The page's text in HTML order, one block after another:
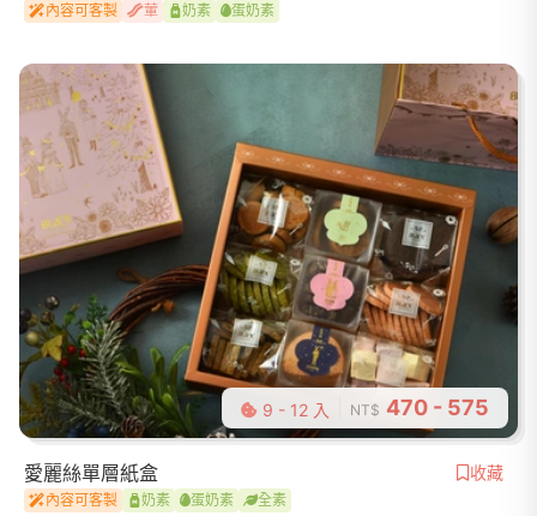
內容可客製 葷 奶素 蛋奶素
9 - 12 入 NT$ 470 - 575
愛麗絲單層紙盒 收藏
內容可客製 奶素 蛋奶素 全素